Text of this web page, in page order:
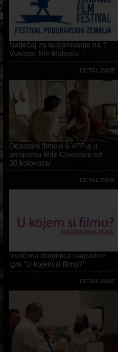
Natječaj za sudjelovanje na 7.
Vukovar film festivalu
DETALJNIJE
Odabrani filmovi 6.VFF-a u
programu Blitz-Cinestara od
30.kolovoza!
DETALJNIJE
Izvučena dobitnica nagradne
igre "U kojem si filmu?"
DETALJNIJE